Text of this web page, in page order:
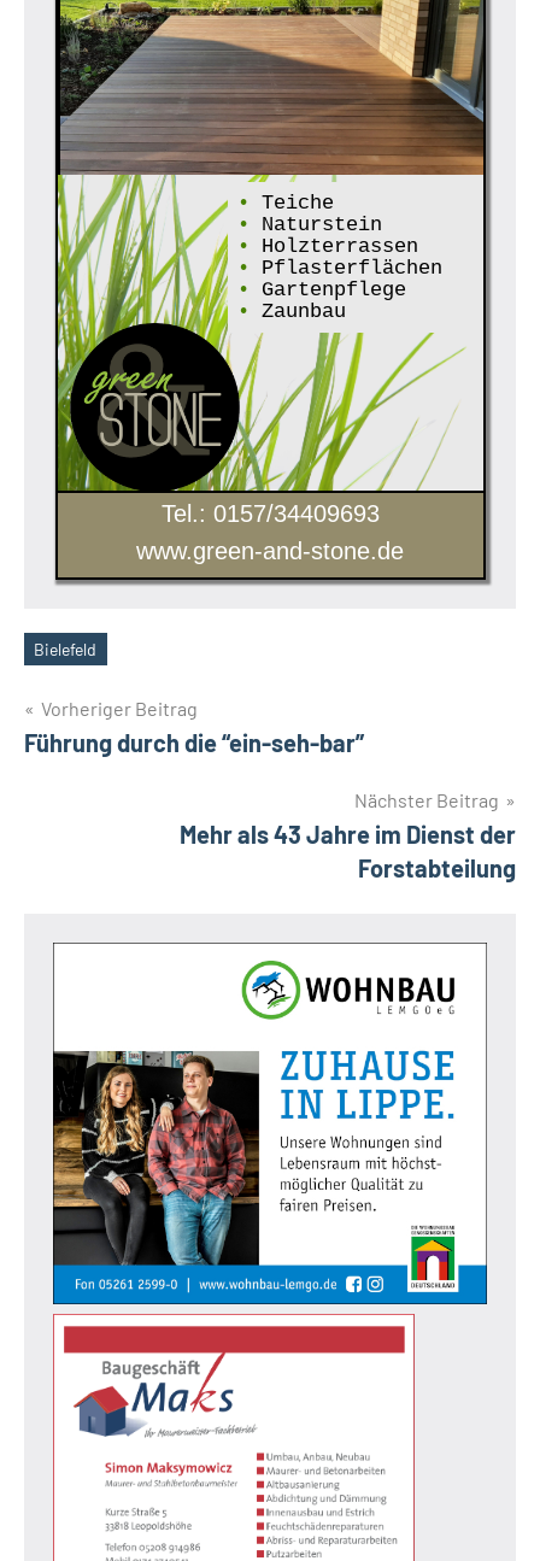
•
Teiche
•
Naturstein
•
Holzterrassen
•
Pflasterflächen
•
Gartenpflege
•
Zaunbau
Tel.: 0157/34409693
www.green-and-stone.de
Schlagwörter
Bielefeld
Beitragsnavigation
Vorheriger Beitrag
Führung durch die “ein-seh-bar”
Nächster Beitrag
Mehr als 43 Jahre im Dienst der
Forstabteilung